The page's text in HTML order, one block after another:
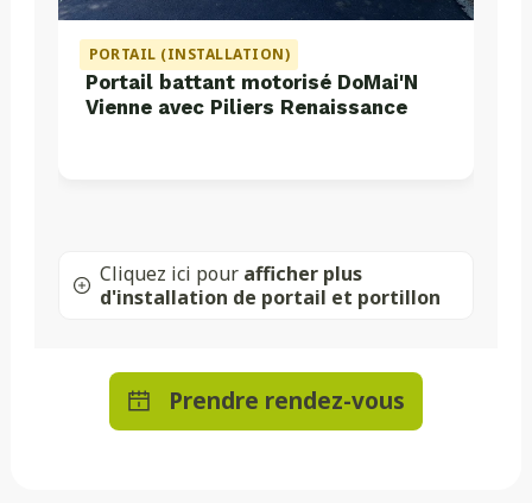
PORTAIL (INSTALLATION)
Portail battant motorisé DoMai'N
Vienne avec Piliers Renaissance
Cliquez ici pour afficher plus
d'installation de portail et portillon
Prendre rendez-vous